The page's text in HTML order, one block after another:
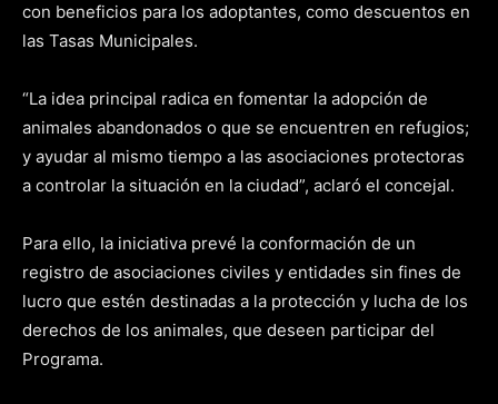
con beneficios para los adoptantes, como descuentos en
las Tasas Municipales.
“La idea principal radica en fomentar la adopción de
animales abandonados o que se encuentren en refugios;
y ayudar al mismo tiempo a las asociaciones protectoras
a controlar la situación en la ciudad”, aclaró el concejal.
Para ello, la iniciativa prevé la conformación de un
registro de asociaciones civiles y entidades sin fines de
lucro que estén destinadas a la protección y lucha de los
derechos de los animales, que deseen participar del
Programa.